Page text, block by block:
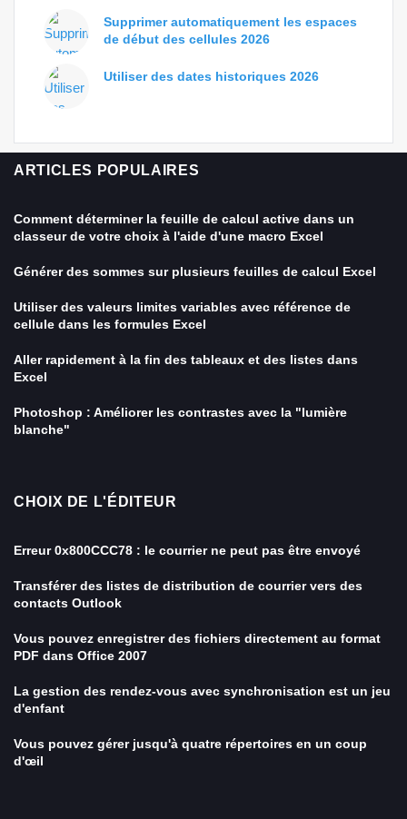
Supprimer automatiquement les espaces
de début des cellules 2026
Utiliser des dates historiques 2026
ARTICLES POPULAIRES
Comment déterminer la feuille de calcul active dans un
classeur de votre choix à l'aide d'une macro Excel
Générer des sommes sur plusieurs feuilles de calcul Excel
Utiliser des valeurs limites variables avec référence de
cellule dans les formules Excel
Aller rapidement à la fin des tableaux et des listes dans
Excel
Photoshop : Améliorer les contrastes avec la "lumière
blanche"
CHOIX DE L'ÉDITEUR
Erreur 0x800CCC78 : le courrier ne peut pas être envoyé
Transférer des listes de distribution de courrier vers des
contacts Outlook
Vous pouvez enregistrer des fichiers directement au format
PDF dans Office 2007
La gestion des rendez-vous avec synchronisation est un jeu
d'enfant
Vous pouvez gérer jusqu'à quatre répertoires en un coup
d'œil